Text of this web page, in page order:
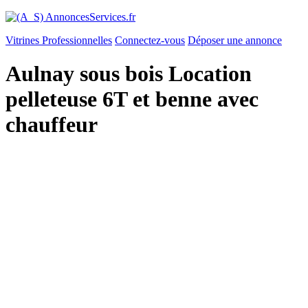
Vitrines Professionnelles Connectez-vous Déposer une annonce
Aulnay sous bois Location
pelleteuse 6T et benne avec
chauffeur